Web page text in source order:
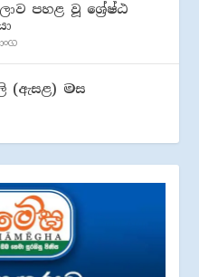
පහළ වූ ශ්‍රේෂ්ඨ
(​ඇසළ) මස